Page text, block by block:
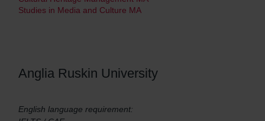
Studies in Media and Culture MA
Anglia Ruskin University
English language requirement: